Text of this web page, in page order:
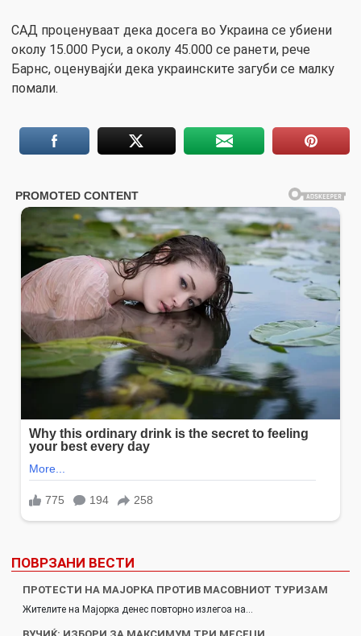
САД проценуваат дека досега во Украина се убиени
околу 15.000 Руси, а околу 45.000 се ранети, рече
Барнс, оценувајќи дека украинските загуби се малку
помали.
ПОВРЗАНИ ВЕСТИ
ПРОТЕСТИ НА МАЈОРКА ПРОТИВ МАСОВНИОТ ТУРИЗАМ
Жителите на Мајорка денес повторно излегоа на…